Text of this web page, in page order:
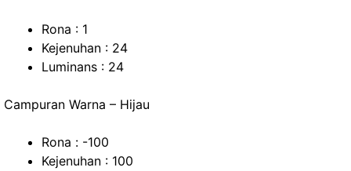
Rona : 1
Kejenuhan : 24
Luminans : 24
Campuran Warna – Hijau
Rona : -100
Kejenuhan : 100